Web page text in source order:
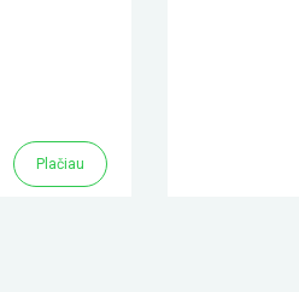
Plačiau